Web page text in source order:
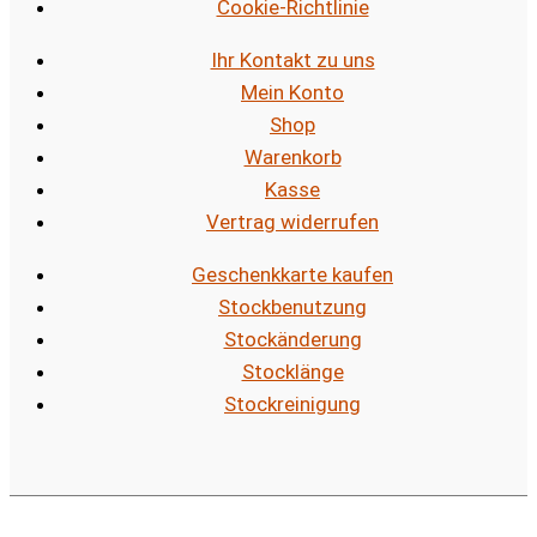
Cookie-Richtlinie
Ihr Kontakt zu uns
Mein Konto
Shop
Warenkorb
Kasse
Vertrag widerrufen
Geschenkkarte kaufen
Stockbenutzung
Stockänderung
Stocklänge
Stockreinigung